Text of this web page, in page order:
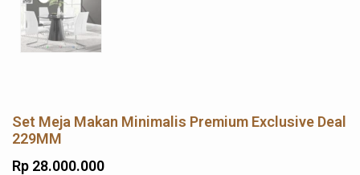
Set Meja Makan Minimalis Premium Exclusive Deal
229MM
Rp 28.000.000